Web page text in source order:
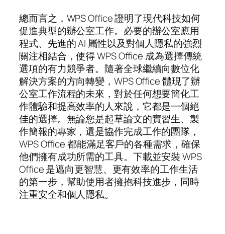
總而言之，WPS Office 證明了現代科技如何
促進典型的辦公室工作。必要的辦公室應用
程式、先進的 AI 屬性以及對個人隱私的強烈
關注相結合，使得 WPS Office 成為選擇傳統
選項的有力競爭者。隨著全球繼續向數位化
解決方案的方向轉變，WPS Office 體現了辦
公室工作流程的未來，對於任何想要簡化工
作體驗和提高效率的人來說，它都是一個絕
佳的選擇。無論您是起草論文的實習生、製
作簡報的專家，還是協作完成工作的團隊，
WPS Office 都能滿足客戶的各種需求，確保
他們擁有成功所需的工具。下載並安裝 WPS
Office 是邁向更智慧、更有效率的工作生活
的第一步，幫助使用者擁抱科技進步，同時
注重安全和個人隱私。